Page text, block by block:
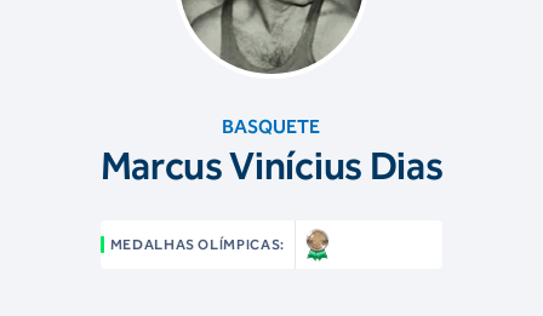
BASQUETE
Marcus Vinícius Dias
MEDALHAS OLÍMPICAS: